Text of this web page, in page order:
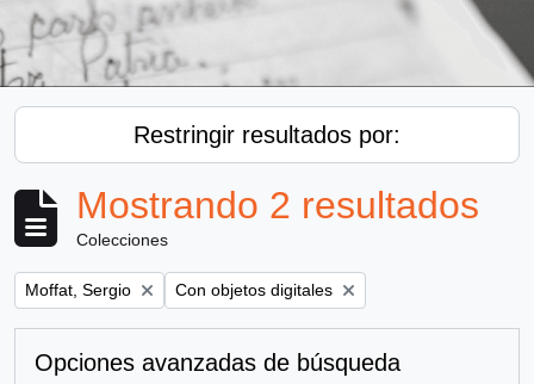
Restringir resultados por:
Mostrando 2 resultados
Colecciones
Remove filter:
Moffat, Sergio Remove filter:
Con objetos digitales
Opciones avanzadas de búsqueda